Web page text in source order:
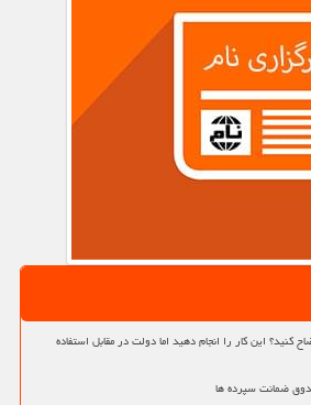
کنید؟ این کار را انجام دهید اما دولت در مقابل استفاده
ضمانت سپرده ها